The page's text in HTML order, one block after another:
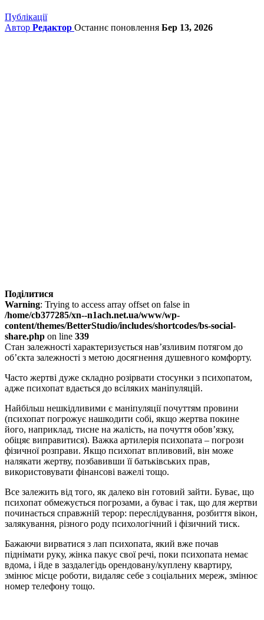
Публікації
Автор Редактор Останнє поновлення Бер 13, 2026
Поділитися
Warning: Trying to access array offset on false in
/home/cb377285/xn--n1ach.net.ua/www/wp-
content/themes/BetterStudio/includes/shortcodes/bs-social-
share.php on line 339
Стан залежності характеризується нав’язливим потягом до
об’єкта залежності з метою досягнення душевного комфорту.
Часто жертві дуже складно розірвати стосунки з психопатом,
адже психопат вдається до всіляких маніпуляцій.
Найбільш нешкідливими є маніпуляції почуттям провини
(психопат погрожує нашкодити собі, якщо жертва покине
його, наприклад, тисне на жалість, на почуття обов’язку,
обіцяє виправитися). Важка артилерія психопата – погрози
фізичної розправи. Якщо психопат впливовий, він може
налякати жертву, позбавивши її батьківських прав,
використовувати фінансові важелі тощо.
Все залежить від того, як далеко він готовий зайти. Буває, що
психопат обмежується погрозами, а буває і так, що для жертви
починається справжній терор: переслідування, розбиття вікон,
залякування, різного роду психологічний і фізичний тиск.
Бажаючи вирватися з лап психопата, який вже почав
піднімати руку, жінка пакує свої речі, поки психопата немає
вдома, і йде в заздалегідь орендовану/куплену квартиру,
змінює місце роботи, видаляє себе з соціальних мереж, змінює
номер телефону тощо.